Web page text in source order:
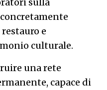
e
culturale.
una rete
capace di